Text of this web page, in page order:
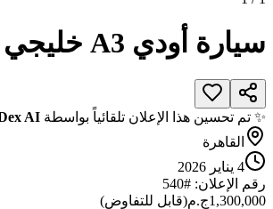
سيارة أودي A3 خليجي بحالة ممتازة - وكالة
✨ تم تحسين هذا الإعلان تلقائياً بواسطة AI
القاهرة
4 يناير 2026
رقم الإعلان: #
540
1,300,000ج.م(قابل للتفاوض)